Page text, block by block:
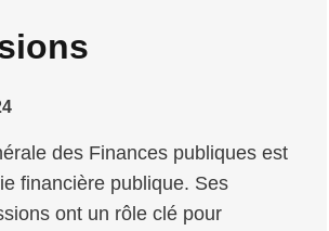
des Finances publiques est
financière publique. Ses
ont un rôle clé pour